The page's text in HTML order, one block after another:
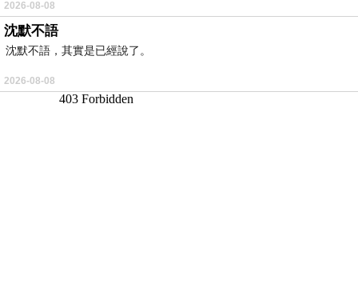
2026-08-08
沈默不語
沈默不語，其實是已經說了。
2026-08-08